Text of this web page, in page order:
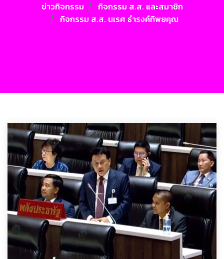
ข่าวกิจกรรม
กิจกรรม ส.ส. และสมาชิก
กิจกรรม ส.ส. นเรศ ธำรงค์ทิพยคุณ